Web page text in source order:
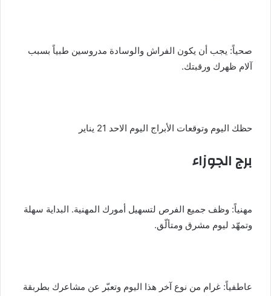
صحياً: يجب أن يكون الفراش والوسادة مدروسين طبياً بسبب
آلام ظهرك ورقبتك.
حظك اليوم وتوقعات الأبراج اليوم الاحد 21 يناير
برج الجوزاء
مهنياً: وظف جميع الفرص لتسهيل أمورك المهنية. البداية سهلة
وتمهّد ليوم مشرق ومتألّق.
عاطفياً: غرام من نوع آخر هذا اليوم وتعبّر عن مشاعرك بطربقة